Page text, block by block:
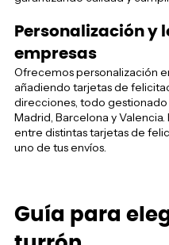
Personalización y
empresas
Ofrecemos personalización
añadiendo tarjetas de
direcciones, todo
Madrid, Barcelona y
entre distintas tarjetas de
uno de tus envíos.
Guía para